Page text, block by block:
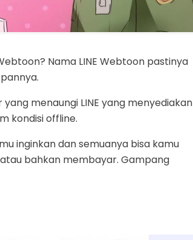
Nama LINE Webtoon pastinya
menaungi LINE yang menyediakan
kondisi offline.
inginkan dan semuanya bisa kamu
bahkan membayar. Gampang